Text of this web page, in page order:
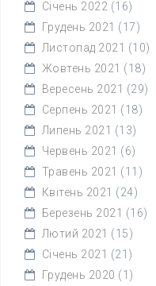
Січень 2022 (16)
Грудень 2021 (17)
Листопад 2021 (10)
Жовтень 2021 (18)
Вересень 2021 (29)
Серпень 2021 (18)
Липень 2021 (13)
Червень 2021 (6)
Травень 2021 (11)
Квітень 2021 (24)
Березень 2021 (16)
Лютий 2021 (15)
Січень 2021 (21)
Грудень 2020 (1)